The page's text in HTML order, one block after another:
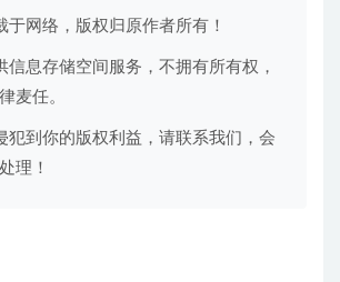
于网络，版权归原作者所有！
信息存储空间服务，不拥有所有权，
麦任。
犯到你的版权利益，请联系我们，会
理！